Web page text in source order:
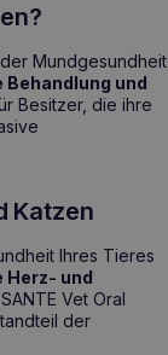
Mundgesundheit
Behandlung und
Besitzer, die ihre
Katzen
Ihres Tieres
Herz- und
Vet Oral
der